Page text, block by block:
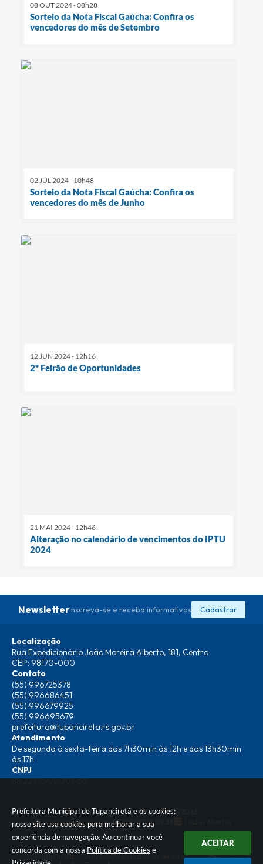
Prefeitura Municipal de Tupanciretã e os cookies:
nosso site usa cookies para melhorar a sua
experiência de navegação. Ao continuar você
concorda com a nossa Política de Cookies e
ACEITAR
08 OUT 2024 - 08h28
Sorteio da Nota Fiscal Gaúcha: Confira os
vencedores do mês de Setembro
02 JUL 2024 - 10h48
Sorteio da Nota Fiscal Gaúcha: Confira os
vencedores do mês de Junho
12 JUN 2024 - 12h16
2º Feirão de Oportunidades
21 MAI 2024 - 12h46
Alteração no calendário de vencimentos do IPTU
2024
NewsletterInscreva-se e receba informativos Cadastrar
Localização
Rua Expedicionário João Moreira Alberto, 181, Centro
CEP: 98170-000
Contato
(55) 996725378
(55) 996686451
(55) 996679925
(55) 996695679
prefeitura@tupancireta.rs.gov.br
Atendimento
De segunda à sexta-feira das 7h30min às 12h e das 13h30min
às 17h
CNPJ
88.227.764/0001-65
Versão do Sistema: 3.5.3 - 19/06/2026
Portal atualizado em:07/08/2026 09:35
© Copyright Instar - 2006-2026. Todos os direitos